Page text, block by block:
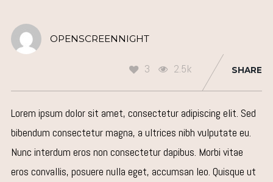
OPENSCREENNIGHT
3 2.5k SHARE
Lorem ipsum dolor sit amet, consectetur adipiscing elit. Sed
bibendum consectetur magna, a ultrices nibh vulputate eu.
Nunc interdum eros non consectetur dapibus. Morbi vitae
eros convallis, posuere nulla eget, accumsan leo. Quisque ut